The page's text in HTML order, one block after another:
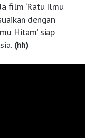
film ‘Ratu Ilmu
dengan
Hitam’ siap
(hh)